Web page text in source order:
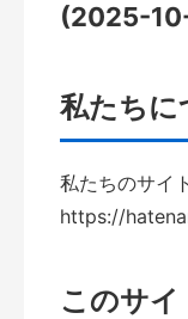
(2025-
私たちに
私たちのサイ
https://
このサイ